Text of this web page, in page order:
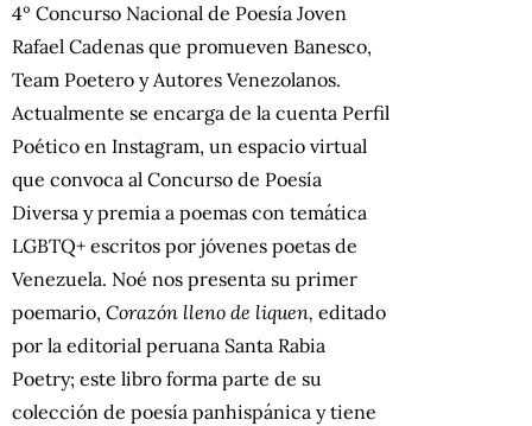
4º Concurso Nacional de Poesía Joven
Rafael Cadenas que promueven Banesco,
Team Poetero y Autores Venezolanos.
Actualmente se encarga de la cuenta Perfil
Poético en Instagram, un espacio virtual
que convoca al Concurso de Poesía
Diversa y premia a poemas con temática
LGBTQ+ escritos por jóvenes poetas de
Venezuela. Noé nos presenta su primer
poemario, Corazón lleno de liquen, editado
por la editorial peruana Santa Rabia
Poetry; este libro forma parte de su
colección de poesía panhispánica y tiene